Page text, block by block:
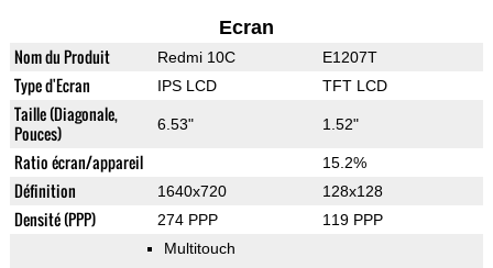
Ecran
Nom du Produit Redmi 10C E1207T
Type d'Ecran IPS LCD TFT LCD
Taille (Diagonale,
Pouces)
6.53" 1.52"
Ratio écran/appareil 15.2%
Définition 1640x720 128x128
Densité (PPP) 274 PPP 119 PPP
Multitouch